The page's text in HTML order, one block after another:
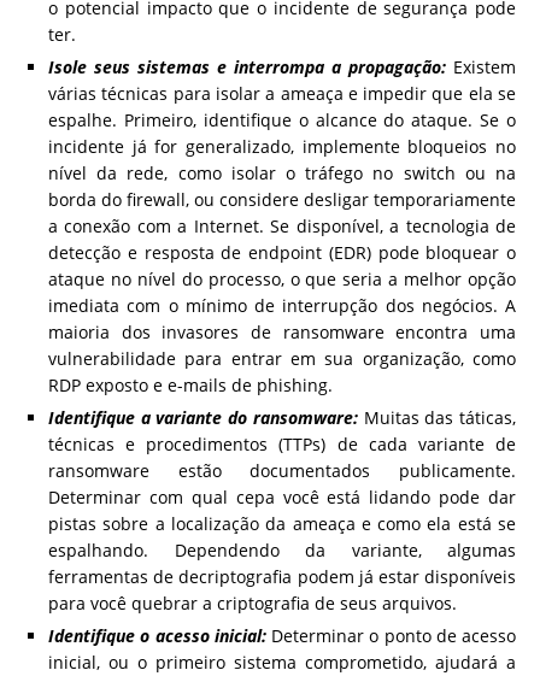
o potencial impacto que o incidente de segurança pode
ter.
Isole seus sistemas e interrompa a propagação: Existem
várias técnicas para isolar a ameaça e impedir que ela se
espalhe. Primeiro, identifique o alcance do ataque. Se o
incidente já for generalizado, implemente bloqueios no
nível da rede, como isolar o tráfego no switch ou na
borda do firewall, ou considere desligar temporariamente
a conexão com a Internet. Se disponível, a tecnologia de
detecção e resposta de endpoint (EDR) pode bloquear o
ataque no nível do processo, o que seria a melhor opção
imediata com o mínimo de interrupção dos negócios. A
maioria dos invasores de ransomware encontra uma
vulnerabilidade para entrar em sua organização, como
RDP exposto e e-mails de phishing.
Identifique a variante do ransomware:Muitas das táticas,
técnicas e procedimentos (TTPs) de cada variante de
ransomware estão documentados publicamente.
Determinar com qual cepa você está lidando pode dar
pistas sobre a localização da ameaça e como ela está se
espalhando. Dependendo da variante, algumas
ferramentas de decriptografia podem já estar disponíveis
para você quebrar a criptografia de seus arquivos.
Identifique o acesso inicial:Determinar o ponto de acesso
inicial, ou o primeiro sistema comprometido, ajudará a